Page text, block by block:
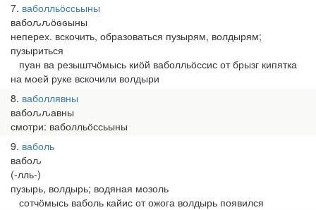
7 ваболльӧссьыны
вабоԉԉӧԍԍыны
неперех. вскочить, образоваться пузырям, волдырям;
пузыриться
пуан ва резыштчӧмысь киӧй ваболльӧссис от брызг кипятка
на моей руке вскочили волдыри
8 ваболлявны
вабоԉԉавны
смотри: ваболльӧссьыны
9 ваболь
вабоԉ
(-лль-)
пузырь, волдырь; водяная мозоль
сотчӧмысь ваболь кайис от ожога волдырь появился